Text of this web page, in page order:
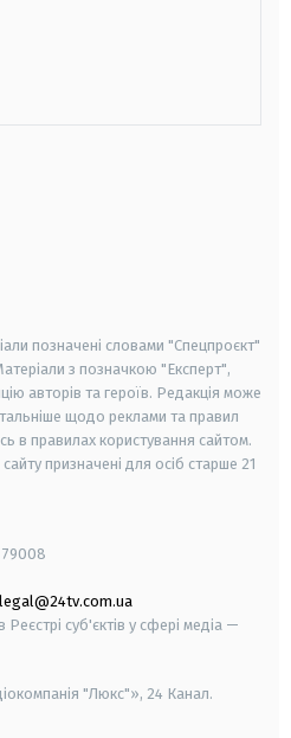
позначені словами "Спецпроєкт"
з позначкою "Експерт",
авторів та героїв. Редакція може
щодо реклами та правил
в правилах користування сайтом.
призначені для осіб старше 21
79008
legal@24tv.com.ua
суб'єктів у сфері медіа —
"Люкс"», 24 Канал.